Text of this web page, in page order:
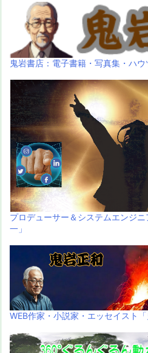
鬼岩書店：電子書籍・写真集・ハウ
プロデューサー＆システムエンジ
一」
WEB作家・小説家・エッセイスト「